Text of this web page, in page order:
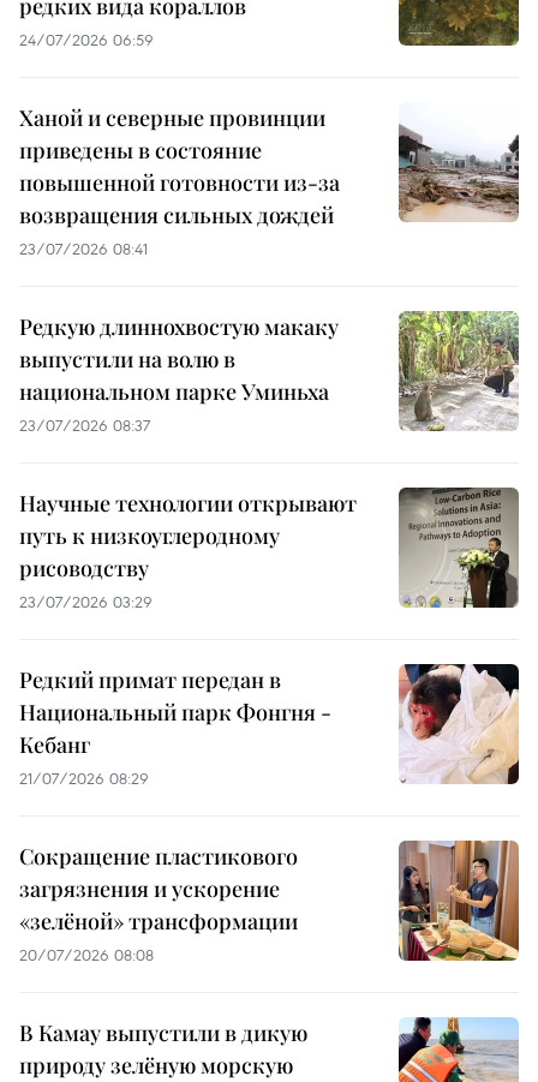
редких вида кораллов
24/07/2026 06:59
Ханой и северные провинции
приведены в состояние
повышенной готовности из-за
возвращения сильных дождей
23/07/2026 08:41
Редкую длиннохвостую макаку
выпустили на волю в
национальном парке Уминьха
23/07/2026 08:37
Научные технологии открывают
путь к низкоуглеродному
рисоводству
23/07/2026 03:29
Редкий примат передан в
Национальный парк Фонгня -
Кебанг
21/07/2026 08:29
Сокращение пластикового
загрязнения и ускорение
«зелёной» трансформации
20/07/2026 08:08
В Камау выпустили в дикую
природу зелёную морскую